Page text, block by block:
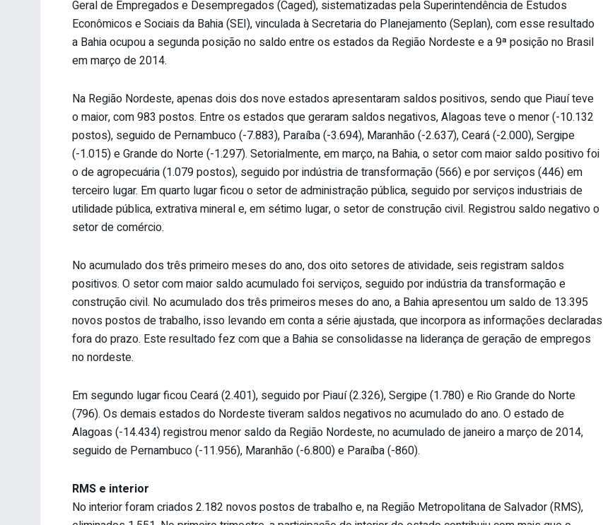
Geral de Empregados e Desempregados (Caged), sistematizadas pela Superintendência de Estudos
Econômicos e Sociais da Bahia (SEI), vinculada à Secretaria do Planejamento (Seplan), com esse resultado
a Bahia ocupou a segunda posição no saldo entre os estados da Região Nordeste e a 9ª posição no Brasil
em março de 2014.
Na Região Nordeste, apenas dois dos nove estados apresentaram saldos positivos, sendo que Piauí teve
o maior, com 983 postos. Entre os estados que geraram saldos negativos, Alagoas teve o menor (-10.132
postos), seguido de Pernambuco (-7.883), Paraíba (-3.694), Maranhão (-2.637), Ceará (-2.000), Sergipe
(-1.015) e Grande do Norte (-1.297). Setorialmente, em março, na Bahia, o setor com maior saldo positivo foi
o de agropecuária (1.079 postos), seguido por indústria de transformação (566) e por serviços (446) em
terceiro lugar. Em quarto lugar ficou o setor de administração pública, seguido por serviços industriais de
utilidade pública, extrativa mineral e, em sétimo lugar, o setor de construção civil. Registrou saldo negativo o
setor de comércio.
No acumulado dos três primeiro meses do ano, dos oito setores de atividade, seis registram saldos
positivos. O setor com maior saldo acumulado foi serviços, seguido por indústria da transformação e
construção civil. No acumulado dos três primeiros meses do ano, a Bahia apresentou um saldo de 13.395
novos postos de trabalho, isso levando em conta a série ajustada, que incorpora as informações declaradas
fora do prazo. Este resultado fez com que a Bahia se consolidasse na liderança de geração de empregos
no nordeste.
Em segundo lugar ficou Ceará (2.401), seguido por Piauí (2.326), Sergipe (1.780) e Rio Grande do Norte
(796). Os demais estados do Nordeste tiveram saldos negativos no acumulado do ano. O estado de
Alagoas (-14.434) registrou menor saldo da Região Nordeste, no acumulado de janeiro a março de 2014,
seguido de Pernambuco (-11.956), Maranhão (-6.800) e Paraíba (-860).
RMS e interior
No interior foram criados 2.182 novos postos de trabalho e, na Região Metropolitana de Salvador (RMS),